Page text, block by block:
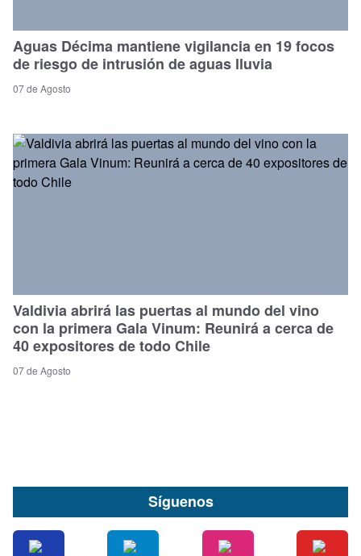
Aguas Décima mantiene vigilancia en 19 focos
de riesgo de intrusión de aguas lluvia
07 de Agosto
Valdivia abrirá las puertas al mundo del vino
con la primera Gala Vinum: Reunirá a cerca de
40 expositores de todo Chile
07 de Agosto
Síguenos